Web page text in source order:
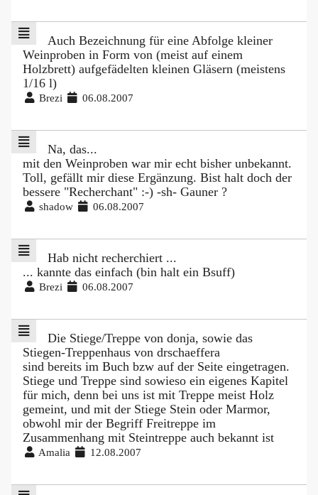
Auch Bezeichnung für eine Abfolge kleiner
Weinproben in Form von (meist auf einem
Holzbrett) aufgefädelten kleinen Gläsern (meistens
1/16 l)
Brezi 06.08.2007
Na, das...
mit den Weinproben war mir echt bisher unbekannt.
Toll, gefällt mir diese Ergänzung. Bist halt doch der
bessere "Recherchant" :-) -sh- Gauner ?
shadow 06.08.2007
Hab nicht recherchiert ...
... kannte das einfach (bin halt ein Bsuff)
Brezi 06.08.2007
Die Stiege/Treppe von donja, sowie das
Stiegen-Treppenhaus von drschaeffera
sind bereits im Buch bzw auf der Seite eingetragen.
Stiege und Treppe sind sowieso ein eigenes Kapitel
für mich, denn bei uns ist mit Treppe meist Holz
gemeint, und mit der Stiege Stein oder Marmor,
obwohl mir der Begriff Freitreppe im
Zusammenhang mit Steintreppe auch bekannt ist
Amalia 12.08.2007